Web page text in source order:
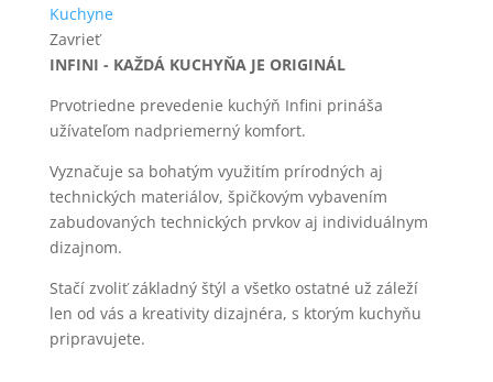
Kuchyne
Zavrieť
INFINI - KAŽDÁ KUCHYŇA JE ORIGINÁL
Prvotriedne prevedenie kuchýň Infini prináša
užívateľom nadpriemerný komfort.
Vyznačuje sa bohatým využitím prírodných aj
technických materiálov, špičkovým vybavením
zabudovaných technických prvkov aj individuálnym
dizajnom.
Stačí zvoliť základný štýl a všetko ostatné už záleží
len od vás a kreativity dizajnéra, s ktorým kuchyňu
pripravujete.